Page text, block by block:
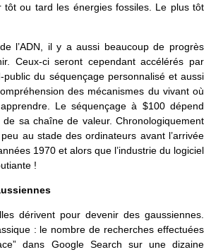
tôt ou tard les énergies fossiles. Le plus tôt
l’ADN, il y a aussi beaucoup de progrès
Ceux-ci seront cependant accélérés par
public du séquençage personnalisé et aussi
des mécanismes du vivant où
Le séquençage à $100 dépend
de sa chaîne de valeur. Chronologiquement
au stade des ordinateurs avant l’arrivée
1970 et alors que l’industrie du logiciel
!
dérivent pour devenir des gaussiennes.
: le nombre de recherches effectuées
dans Google Search sur une dizaine